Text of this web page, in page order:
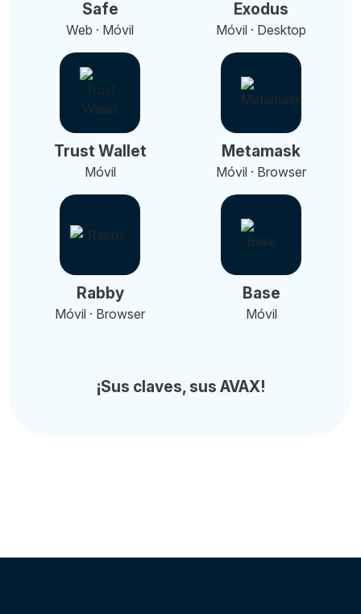
Safe
Web · Móvil
Exodus
Móvil · Desktop
Trust Wallet
Móvil
Metamask
Móvil · Browser
Rabby
Móvil · Browser
Base
Móvil
¡Sus claves, sus AVAX!